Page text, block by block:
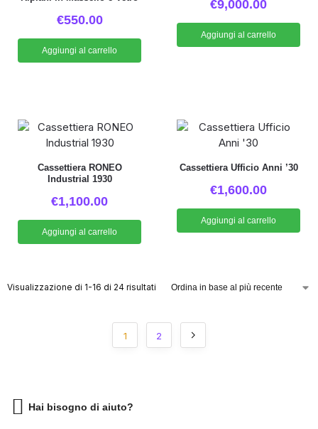
€550.00
Aggiungi al carrello
€9,000.00
Aggiungi al carrello
Cassettiera RONEO
Industrial 1930
€1,100.00
Aggiungi al carrello
Cassettiera Ufficio Anni ’30
€1,600.00
Aggiungi al carrello
Visualizzazione di 1-16 di 24 risultati
1 2
Hai bisogno di aiuto?